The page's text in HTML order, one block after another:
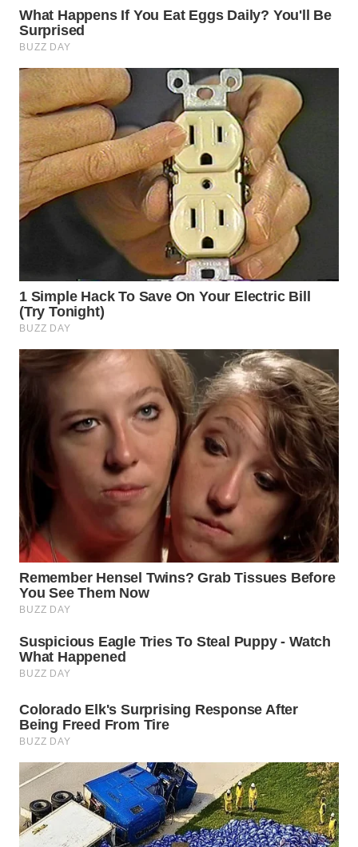
WN
SAMOSIR
WN
PADANG
LAWAS
WN
SUMEDANG
WN
KEPULAUAN
SERIBU
TANGERANG
BINJAI
WN
CIREBON
INDRAMAYU
WN
KUNINGAN
WN
MAJALENGKA
SUBANG
SUKABUMI
WN
PURWAKARTA